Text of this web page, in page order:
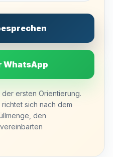
WhatsApp
ersten Orientierung.
sich nach dem
den